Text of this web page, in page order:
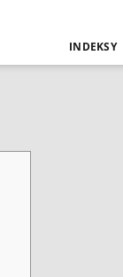
INDEKSY